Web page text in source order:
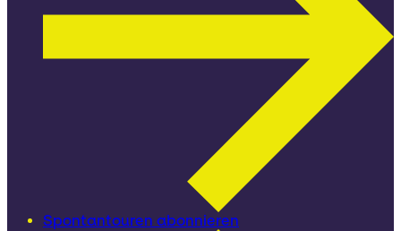
Spontantouren abonnieren